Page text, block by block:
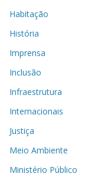
Habitação
História
Imprensa
Inclusão
Infraestrutura
Internacionais
Justiça
Meio Ambiente
Ministério Público